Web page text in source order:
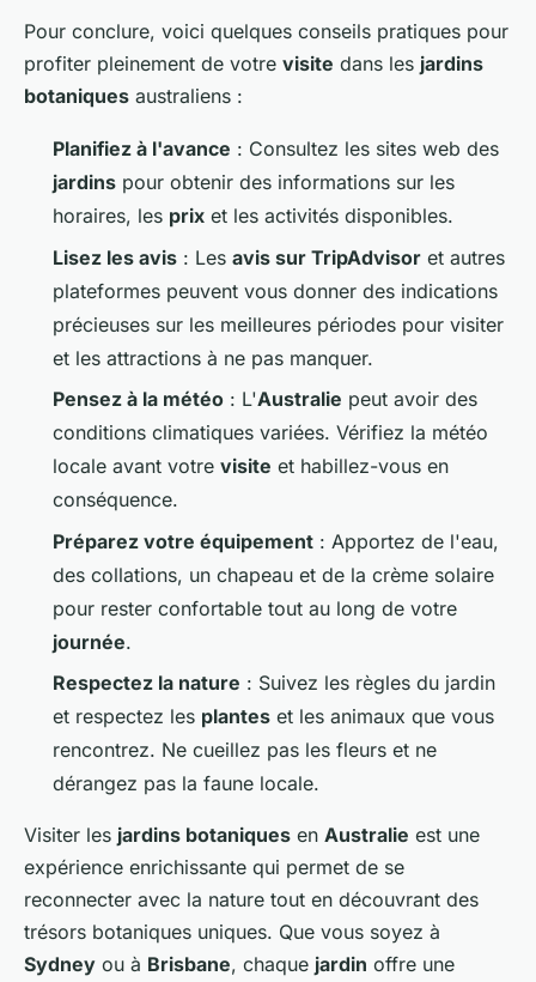
Pour conclure, voici quelques conseils pratiques pour
profiter pleinement de votre visite dans les jardins
botaniques australiens :
Planifiez à l'avance : Consultez les sites web des
jardins pour obtenir des informations sur les
horaires, les prix et les activités disponibles.
Lisez les avis : Les avis sur TripAdvisor et autres
plateformes peuvent vous donner des indications
précieuses sur les meilleures périodes pour visiter
et les attractions à ne pas manquer.
Pensez à la météo : L'Australie peut avoir des
conditions climatiques variées. Vérifiez la météo
locale avant votre visite et habillez-vous en
conséquence.
Préparez votre équipement : Apportez de l'eau,
des collations, un chapeau et de la crème solaire
pour rester confortable tout au long de votre
journée.
Respectez la nature : Suivez les règles du jardin
et respectez les plantes et les animaux que vous
rencontrez. Ne cueillez pas les fleurs et ne
dérangez pas la faune locale.
Visiter les jardins botaniques en Australie est une
expérience enrichissante qui permet de se
reconnecter avec la nature tout en découvrant des
trésors botaniques uniques. Que vous soyez à
Sydney ou à Brisbane, chaque jardin offre une